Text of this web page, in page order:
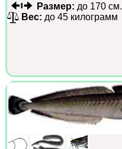
Размер: до 170 см.
Вес: до 45 килограмм